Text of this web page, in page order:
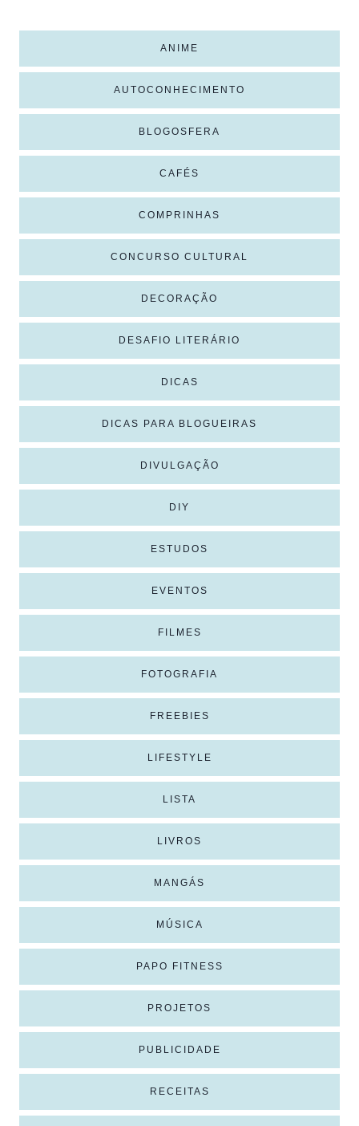
ANIME
AUTOCONHECIMENTO
BLOGOSFERA
CAFÉS
COMPRINHAS
CONCURSO CULTURAL
DECORAÇÃO
DESAFIO LITERÁRIO
DICAS
DICAS PARA BLOGUEIRAS
DIVULGAÇÃO
DIY
ESTUDOS
EVENTOS
FILMES
FOTOGRAFIA
FREEBIES
LIFESTYLE
LISTA
LIVROS
MANGÁS
MÚSICA
PAPO FITNESS
PROJETOS
PUBLICIDADE
RECEITAS